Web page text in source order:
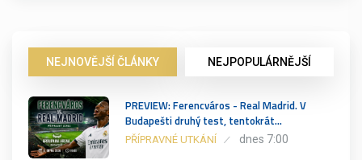
NEJNOVĚJŠÍ ČLÁNKY NEJPOPULÁRNĚJŠÍ
PREVIEW: Ferencváros - Real Madrid. V
Budapešti druhý test, tentokrát…
PŘÍPRAVNÉ UTKÁNÍ dnes 7:00